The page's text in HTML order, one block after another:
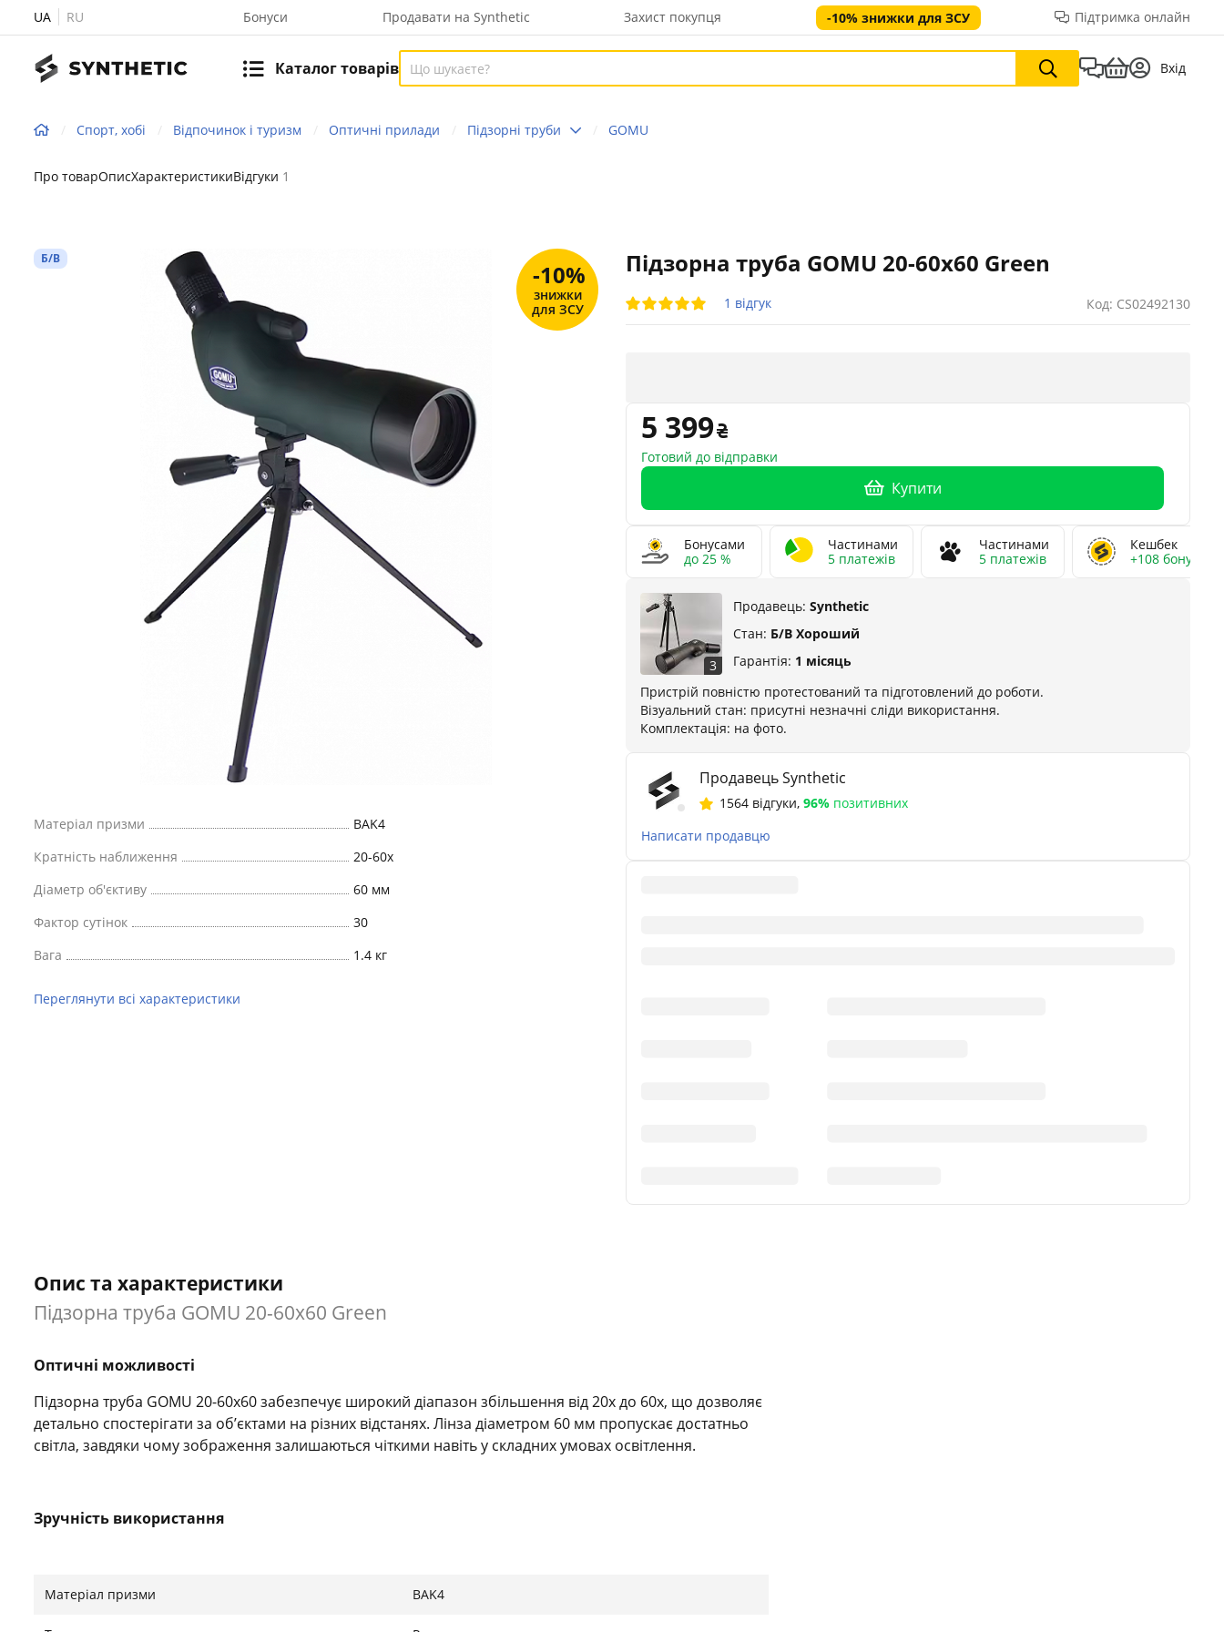
UA RU Бонуси Продавати на Synthetic Захист покупця -10% знижки для ЗСУ Підтримка онлайн
Каталог товарів Вхід
Спорт, хобі Відпочинок і туризм Оптичні прилади Підзорні труби GOMU
Про товарОписХарактеристикиВідгуки 1
Підзорна труба GOMU 20-60x60 Green
1 відгук Код: CS02492130
Б/В
-10%
знижки
для ЗСУ
Матеріал призми
BAK4
Кратність наближення
20-60х
Діаметр об'єктиву
60 мм
Фактор сутінок
30
Вага
1.4 кг
Переглянути всі характеристики
5 399
Готовий до відправки
Купити
Бонусами
до 25 %
Частинами
5 платежів
Частинами
5 платежів
Кешбек
+108 бонусів
3
Продавець: Synthetic
Стан: Б/В Хороший
Гарантія: 1 місяць
Пристрій повністю протестований та підготовлений до роботи.
Візуальний стан: присутні незначні сліди використання.
Комплектація: на фото.
Продавець Synthetic
1564 відгуки, 96% позитивних
Написати продавцю
Опис та характеристики
Підзорна труба GOMU 20-60x60 Green
Оптичні можливості
Підзорна труба GOMU 20-60x60 забезпечує широкий діапазон збільшення від 20x до 60x, що дозволяє
детально спостерігати за об’єктами на різних відстанях. Лінза діаметром 60 мм пропускає достатньо
світла, завдяки чому зображення залишаються чіткими навіть у складних умовах освітлення.
Зручність використання
спостереження комфортним як для новачків, так і для досвідчених користувачів.
Матеріал призми BAK4